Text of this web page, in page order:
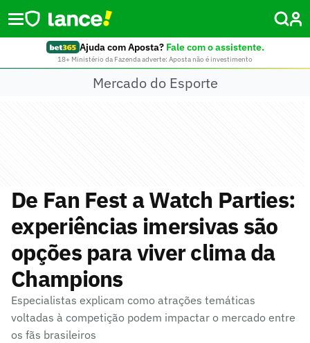
Ajuda com Aposta? Fale com o assistente.
18+ Ministério da Fazenda adverte: Aposta não é investimento
Mercado do Esporte
De Fan Fest a Watch Parties:
experiências imersivas são
opções para viver clima da
Champions
Especialistas explicam como atrações temáticas
voltadas à competição podem impactar o mercado entre
os fãs brasileiros